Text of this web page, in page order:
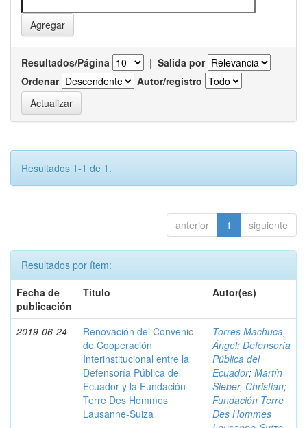
Resultados/Página | Salida por
Ordenar
Autor/registro
Resultados 1-1 de 1.
anterior 1 siguiente
Resultados por ítem:
Fecha de
publicación
Título Autor(es)
2019-06-24
Renovación del Convenio
de Cooperación
Interinstitucional entre la
Defensoría Pública del
Ecuador y la Fundación
Terre Des Hommes
Lausanne-Suiza
Torres Machuca,
Ángel; Defensoría
Pública del
Ecuador; Martín
Sieber, Christian;
Fundación Terre
Des Hommes